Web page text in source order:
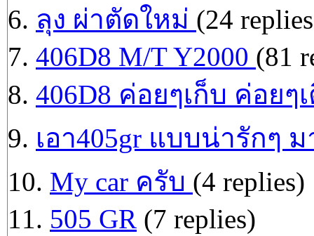
6. ลุง ผ่าตัดใหม่ (24
7. 406D8 M/T Y2000 (81
8. 406D8 ค่อยๆเก็บ ค่อยๆ
9. เอา405gr แบบน่ารักๆ
10. My car ครับ (4 replies)
11. 505 GR (7 replies)